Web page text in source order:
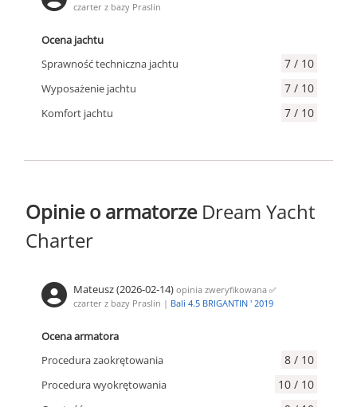
czarter z bazy Praslin
Ocena jachtu
Sprawność techniczna jachtu
7 / 10
Wyposażenie jachtu 7 / 10
Komfort jachtu 7 / 10
Opinie o armatorze Dream Yacht
Charter
Mateusz (2026-02-14) opinia zweryfikowana ✅
czarter z bazy Praslin | Bali 4.5 BRIGANTIN ' 2019
Ocena armatora
Procedura zaokrętowania
8 / 10
Procedura wyokrętowania 10 / 10